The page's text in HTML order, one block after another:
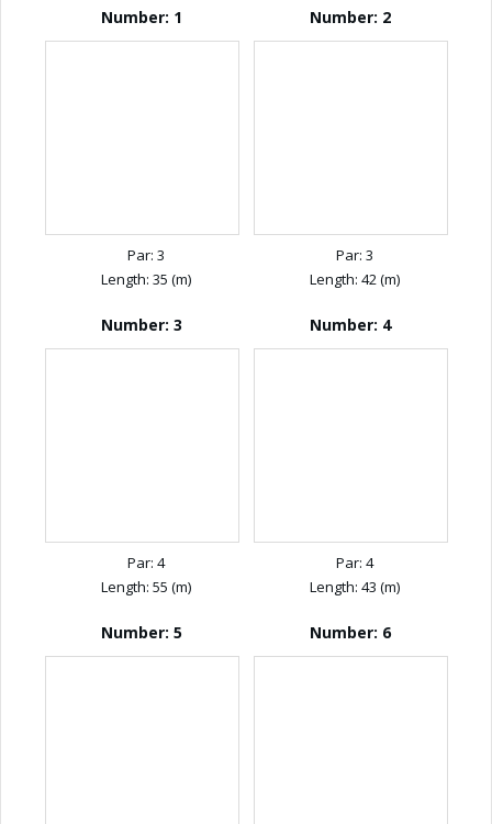
Number: 1
Par: 3
Length: 35 (m)
Number: 2
Par: 3
Length: 42 (m)
Number: 3
Par: 4
Length: 55 (m)
Number: 4
Par: 4
Length: 43 (m)
Number: 5 Number: 6